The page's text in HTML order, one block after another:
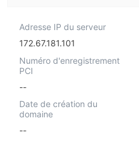
Adresse IP du serveur
172.67.181.101
Numéro d'enregistrement
PCI
--
Date de création du
domaine
--